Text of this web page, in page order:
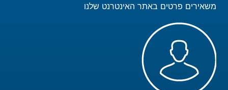
משאירים פרטים באתר האינטרנט שלנו